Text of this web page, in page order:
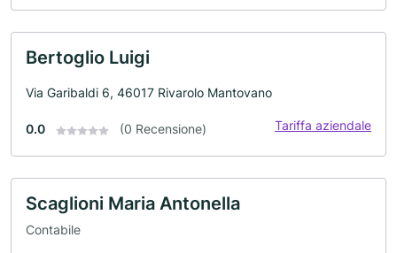
Bertoglio Luigi
Via Garibaldi 6, 46017 Rivarolo Mantovano
0.0 (0 Recensione) Tariffa aziendale
Scaglioni Maria Antonella
Contabile